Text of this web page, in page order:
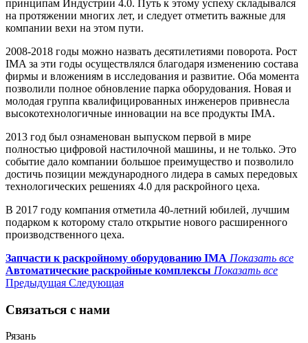
принципам Индустрии 4.0. Путь к этому успеху складывался
на протяжении многих лет, и следует отметить важные для
компании вехи на этом пути.
2008-2018 годы можно назвать десятилетиями поворота. Рост
IMA за эти годы осуществлялся благодаря изменению состава
фирмы и вложениям в исследования и развитие. Оба момента
позволили полное обновление парка оборудования. Новая и
молодая группа квалифицированных инженеров привнесла
высокотехнологичные инновации на все продукты IMA.
2013 год был ознаменован выпуском первой в мире
полностью цифровой настилочной машины, и не только. Это
событие дало компании большое преимущество и позволило
достичь позиции международного лидера в самых передовых
технологических решениях 4.0 для раскройного цеха.
В 2017 году компания отметила 40-летний юбилей, лучшим
подарком к которому стало открытие нового расширенного
производственного цеха.
Запчасти к раскройному оборудованию IMA Показать все
Автоматические раскройные комплексы Показать все
Предыдущая Следующая
Связаться с нами
Рязань